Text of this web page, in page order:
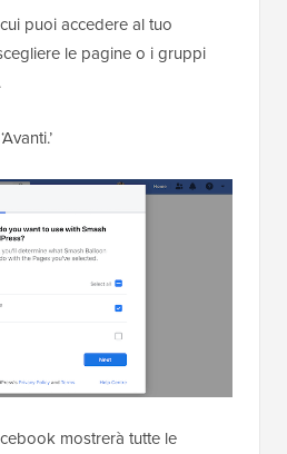
puoi accedere al tuo
le pagine o i gruppi
mostrerà tutte le